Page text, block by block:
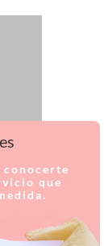
conocerte
que